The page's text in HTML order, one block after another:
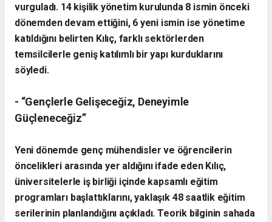
vurguladı. 14 kişilik yönetim kurulunda 8 ismin önceki
dönemden devam ettiğini, 6 yeni ismin ise yönetime
katıldığını belirten Kılıç, farklı sektörlerden
temsilcilerle geniş katılımlı bir yapı kurduklarını
söyledi.
- “Gençlerle Gelişeceğiz, Deneyimle
Güçleneceğiz”
Yeni dönemde genç mühendisler ve öğrencilerin
öncelikleri arasında yer aldığını ifade eden Kılıç,
üniversitelerle iş birliği içinde kapsamlı eğitim
programları başlattıklarını, yaklaşık 48 saatlik eğitim
serilerinin planlandığını açıkladı. Teorik bilginin sahada